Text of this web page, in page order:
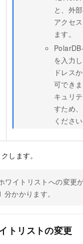
と、外
アクセ
ます。
を入力
ドレス
可でき
キュリ
すため
ください
します。
ワイトリストへの変更
分かかります。
トリストの変更